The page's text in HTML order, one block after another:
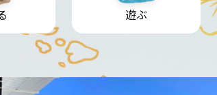
遊ぶ